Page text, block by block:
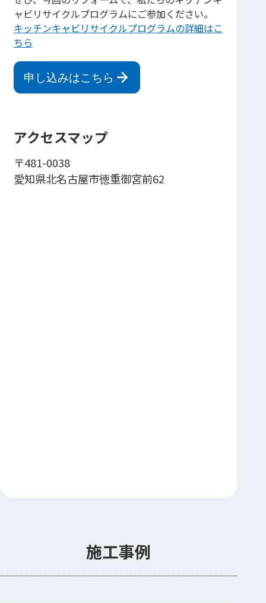
ャビリサイクルプログラムにご参加ください。
キッチンキャビリサイクルプログラムの詳細はこ
ちら
申し込みはこちら
アクセスマップ
〒481-0038
愛知県北名古屋市徳重御宮前62
施工事例